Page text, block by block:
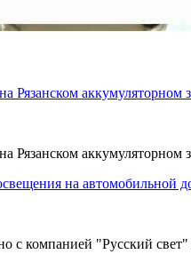
Рязанском аккумуляторном
Рязанском аккумуляторном
на автомобильной
компанией "Русский свет"